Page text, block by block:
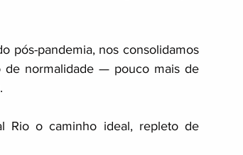
pós-pandemia, nos consolidamos
normalidade — pouco mais de
Rio o caminho ideal, repleto de